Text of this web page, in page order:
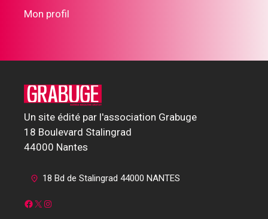
Mon profil
Un site édité par l'association Grabuge
18 Boulevard Stalingrad
44000 Nantes
18 Bd de Stalingrad 44000 NANTES
Facebook
X Instagram